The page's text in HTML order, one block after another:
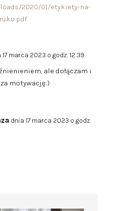
2020/01/etykiety-na-
17 marca 2023 o godz. 12:39
ale dołączam i
motywację:)
dnia 17 marca 2023 o godz.